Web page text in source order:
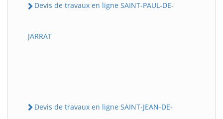
Devis de travaux en ligne SAINT-PAUL-DE-
JARRAT
Devis de travaux en ligne SAINT-JEAN-DE-